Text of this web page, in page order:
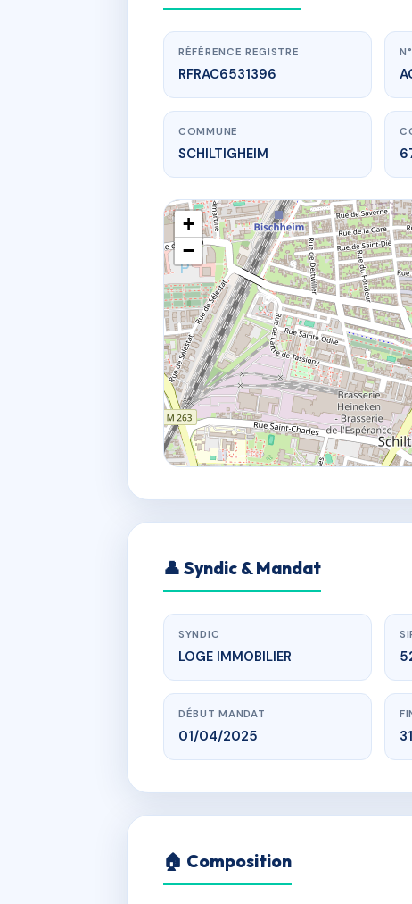
1B r de la
RÉFÉRENCE REGISTRE
RFRAC6531396
COMMUNE
SCHILTIGHEIM
+
−
👤 Syndic & Mandat
SYNDIC
LOGE IMMOBILIER
DÉBUT MANDAT
01/04/2025
🏠 Composition